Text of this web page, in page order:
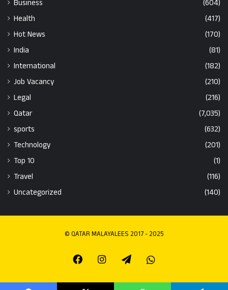
Business
(604)
Health
(417)
Hot News
(170)
India
(81)
International
(182)
Job Vacancy
(210)
Legal
(216)
Qatar
(7,035)
sports
(632)
Technology
(201)
Top 10
(1)
Travel
(116)
Uncategorized
(140)
© QATAR MALAYALEES 2017 - 2025
FacebookInstagramTelegramWhatsapp